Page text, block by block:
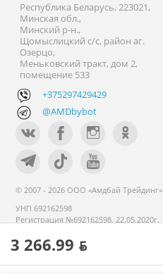
3 266.99 ƃ
Республика Беларусь, 223021,
Минская обл.,
Минский р-н.,
Щомыслицкий с/с, район аг.
Озерцо,
Меньковский тракт, дом 2,
помещение 533
+375297429429
@AMDbybot
© 2007 - 2026 ООО «Амдбай Трейдинг»
УНП 692162598
Регистрация №692162598, 22.05.2020г.
реестре с 14 сентября 2020г.